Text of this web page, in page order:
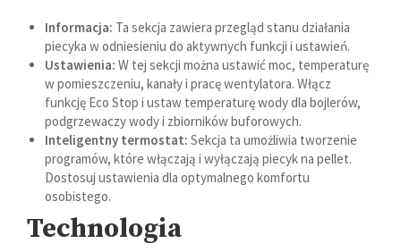
Informacja: Ta sekcja zawiera przegląd stanu działania
piecyka w odniesieniu do aktywnych funkcji i ustawień.
Ustawienia: W tej sekcji można ustawić moc, temperaturę
w pomieszczeniu, kanały i pracę wentylatora. Włącz
funkcję Eco Stop i ustaw temperaturę wody dla bojlerów,
podgrzewaczy wody i zbiorników buforowych.
Inteligentny termostat: Sekcja ta umożliwia tworzenie
programów, które włączają i wyłączają piecyk na pellet.
Dostosuj ustawienia dla optymalnego komfortu
osobistego.
Technologia